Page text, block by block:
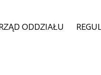
ODDZIAŁU